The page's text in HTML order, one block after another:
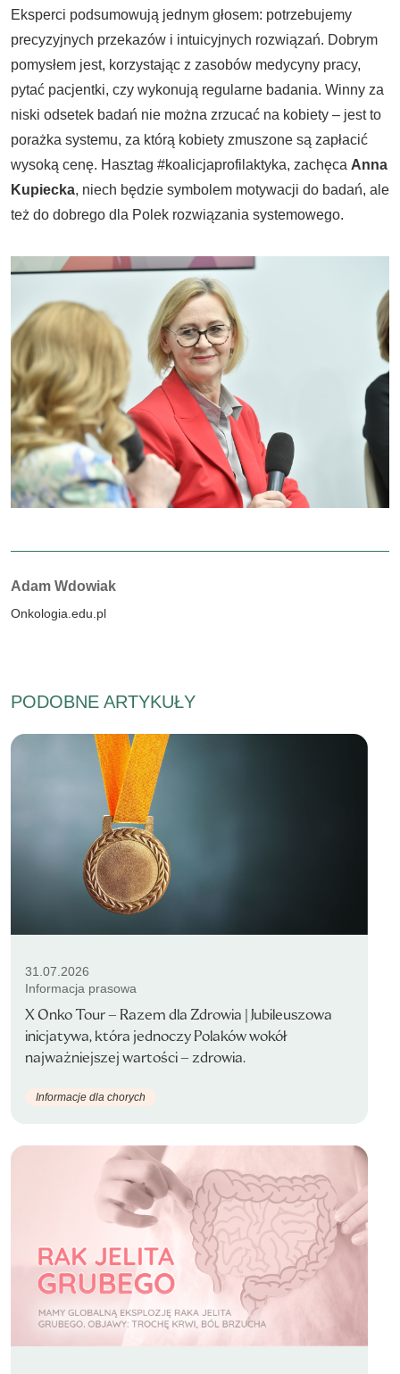
Eksperci podsumowują jednym głosem: potrzebujemy
precyzyjnych przekazów i intuicyjnych rozwiązań. Dobrym
pomysłem jest, korzystając z zasobów medycyny pracy,
pytać pacjentki, czy wykonują regularne badania. Winny za
niski odsetek badań nie można zrzucać na kobiety – jest to
porażka systemu, za którą kobiety zmuszone są zapłacić
wysoką cenę. Hasztag #koalicjaprofilaktyka, zachęca Anna
Kupiecka, niech będzie symbolem motywacji do badań, ale
też do dobrego dla Polek rozwiązania systemowego.
Autorzy:
Adam Wdowiak
Onkologia.edu.pl
PODOBNE ARTYKUŁY
31.07.2026
Informacja prasowa
X Onko Tour – Razem dla Zdrowia | Jubileuszowa
inicjatywa, która jednoczy Polaków wokół
najważniejszej wartości – zdrowia.
Informacje dla chorych